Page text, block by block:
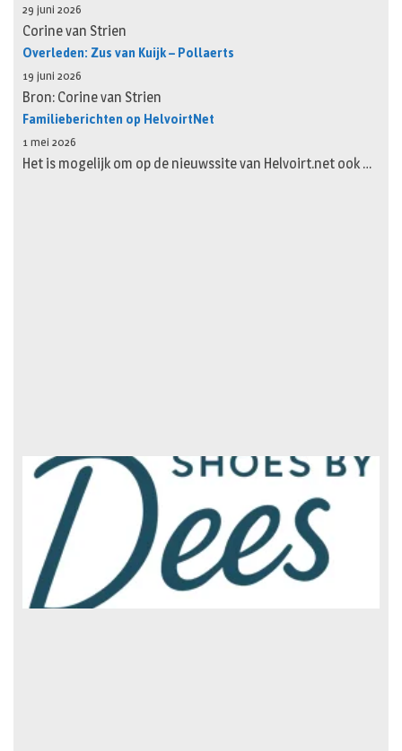
29 juni 2026
Corine van Strien
Overleden: Zus van Kuijk – Pollaerts
19 juni 2026
Bron: Corine van Strien
Familieberichten op HelvoirtNet
1 mei 2026
Het is mogelijk om op de nieuwssite van Helvoirt.net ook …